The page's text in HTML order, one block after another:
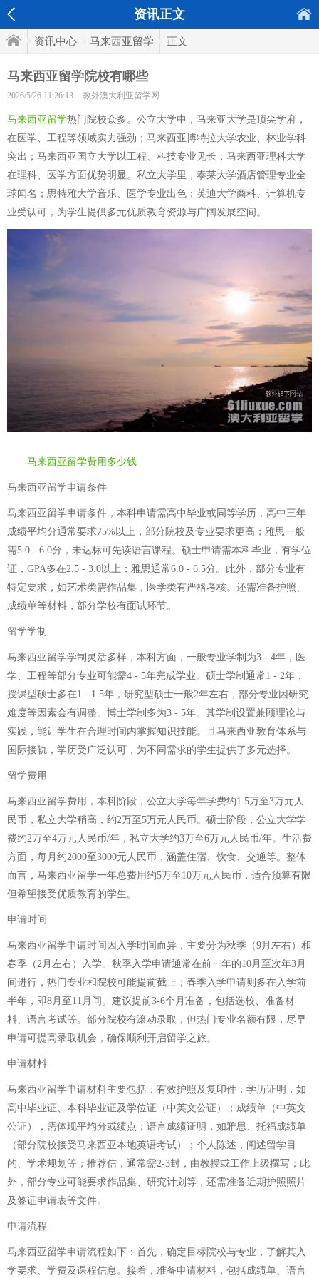
资讯正文
资讯中心 马来西亚留学 正文
马来西亚留学院校有哪些
2026/5/26 11:26:13 教外澳大利亚留学网
马来西亚留学热门院校众多。公立大学中，马来亚大学是顶尖学府，
在医学、工程等领域实力强劲；马来西亚博特拉大学农业、林业学科
突出；马来西亚国立大学以工程、科技专业见长；马来西亚理科大学
在理科、医学方面优势明显。私立大学里，泰莱大学酒店管理专业全
球闻名；思特雅大学音乐、医学专业出色；英迪大学商科、计算机专
业受认可，为学生提供多元优质教育资源与广阔发展空间。
马来西亚留学费用多少钱
马来西亚留学申请条件
马来西亚留学申请条件，本科申请需高中毕业或同等学历，高中三年
成绩平均分通常要求75%以上，部分院校及专业要求更高；雅思一般
需5.0 - 6.0分，未达标可先读语言课程。硕士申请需本科毕业，有学位
证，GPA多在2.5 - 3.0以上；雅思通常6.0 - 6.5分。此外，部分专业有
特定要求，如艺术类需作品集，医学类有严格考核。还需准备护照、
成绩单等材料，部分学校有面试环节。
留学学制
马来西亚留学学制灵活多样，本科方面，一般专业学制为3 - 4年，医
学、工程等部分专业可能需4 - 5年完成学业。硕士学制通常1 - 2年，
授课型硕士多在1 - 1.5年，研究型硕士一般2年左右，部分专业因研究
难度等因素会有调整。博士学制多为3 - 5年。其学制设置兼顾理论与
实践，能让学生在合理时间内掌握知识技能。且马来西亚教育体系与
国际接轨，学历受广泛认可，为不同需求的学生提供了多元选择。
留学费用
马来西亚留学费用，本科阶段，公立大学每年学费约1.5万至3万元人
民币，私立大学稍高，约2万至5万元人民币。硕士阶段，公立大学学
费约2万至4万元人民币/年，私立大学约3万至6万元人民币/年。生活费
方面，每月约2000至3000元人民币，涵盖住宿、饮食、交通等。整体
而言，马来西亚留学一年总费用约5万至10万元人民币，适合预算有限
但希望接受优质教育的学生。
申请时间
马来西亚留学申请时间因入学时间而异，主要分为秋季（9月左右）和
春季（2月左右）入学。秋季入学申请通常在前一年的10月至次年3月
间进行，热门专业和院校可能提前截止；春季入学申请则多在入学前
半年，即8月至11月间。建议提前3-6个月准备，包括选校、准备材
料、语言考试等。部分院校有滚动录取，但热门专业名额有限，尽早
申请可提高录取机会，确保顺利开启留学之旅。
申请材料
马来西亚留学申请材料主要包括：有效护照及复印件；学历证明，如
高中毕业证、本科毕业证及学位证（中英文公证）；成绩单（中英文
公证），需体现平均分或绩点；语言成绩证明，如雅思、托福成绩单
（部分院校接受马来西亚本地英语考试）；个人陈述，阐述留学目
的、学术规划等；推荐信，通常需2-3封，由教授或工作上级撰写；此
外，部分专业可能要求作品集、研究计划等，还需准备近期护照照片
及签证申请表等文件。
申请流程
马来西亚留学申请流程如下：首先，确定目标院校与专业，了解其入
学要求、学费及课程信息。接着，准备申请材料，包括成绩单、语言